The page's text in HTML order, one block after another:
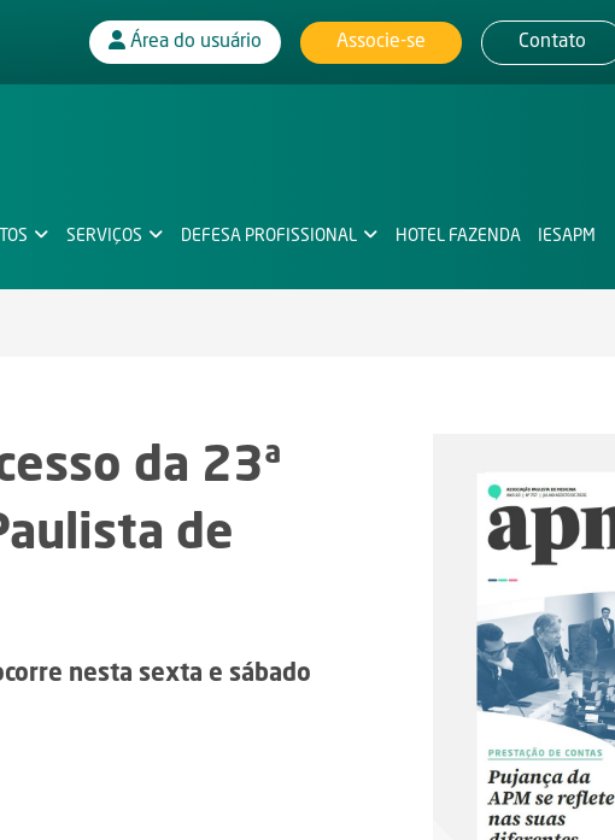
Área do usuário Associe-se Contato
SERVIÇOS DEFESA PROFISSIONAL HOTEL FAZENDA IESAPM
da 23ª
de
nesta sexta e sábado